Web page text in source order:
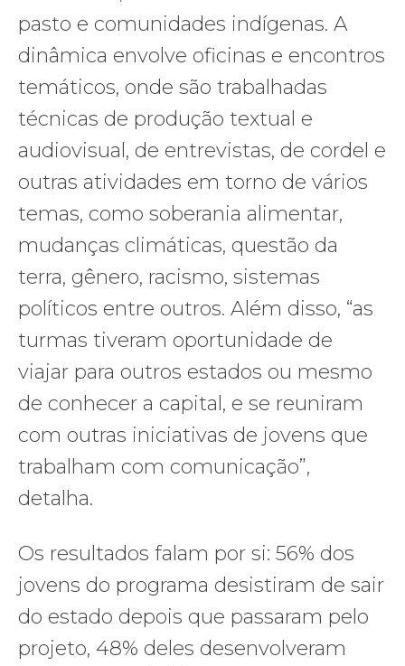
pasto e comunidades indígenas. A
dinâmica envolve oficinas e encontros
temáticos, onde são trabalhadas
técnicas de produção textual e
audiovisual, de entrevistas, de cordel e
outras atividades em torno de vários
temas, como soberania alimentar,
mudanças climáticas, questão da
terra, gênero, racismo, sistemas
políticos entre outros. Além disso, “as
turmas tiveram oportunidade de
viajar para outros estados ou mesmo
de conhecer a capital, e se reuniram
com outras iniciativas de jovens que
trabalham com comunicação”,
detalha.
Os resultados falam por si: 56% dos
jovens do programa desistiram de sair
do estado depois que passaram pelo
projeto, 48% deles desenvolveram